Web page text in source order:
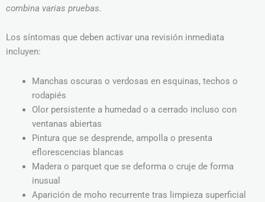
combina varias pruebas.
Los síntomas que deben activar una revisión inmediata
incluyen:
Manchas oscuras o verdosas en esquinas, techos o
rodapiés
Olor persistente a humedad o a cerrado incluso con
ventanas abiertas
Pintura que se desprende, ampolla o presenta
eflorescencias blancas
Madera o parquet que se deforma o cruje de forma
inusual
Aparición de moho recurrente tras limpieza superficial